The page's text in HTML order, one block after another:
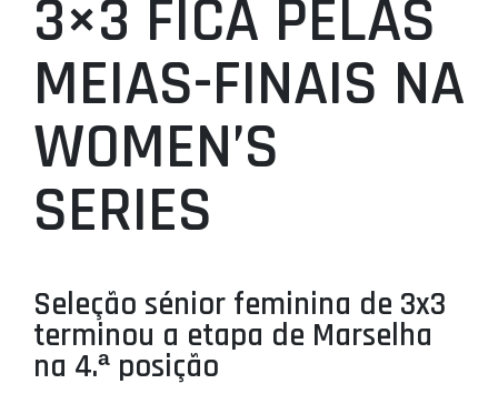
CLUBES
AGENTES
AGENDA
SELEÇÕES
MINIBASQUETE
ÁREA TÉCNICA
PROJETOS
LIGA BETCLIC FEMININA
3×3 FICA PELAS
MEIAS-FINAIS NA
WOMEN’S
SERIES
Seleção sénior feminina de 3x3
terminou a etapa de Marselha
na 4.ª posição